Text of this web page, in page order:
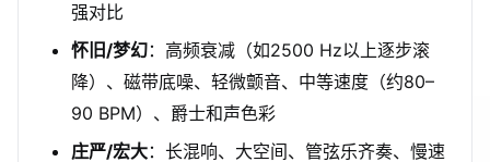
强对比
怀旧/梦幻：高频衰减（如2500 Hz以上逐步滚
降）、磁带底噪、轻微颤音、中等速度（约80–
90 BPM）、爵士和声色彩
庄严/宏大：长混响、大空间、管弦乐齐奏、慢速